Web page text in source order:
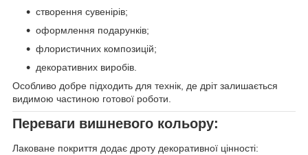
створення сувенірів;
оформлення подарунків;
флористичних композицій;
декоративних виробів.
Особливо добре підходить для технік, де дріт залишається
видимою частиною готової роботи.
Переваги вишневого кольору:
Лаковане покриття додає дроту декоративної цінності: